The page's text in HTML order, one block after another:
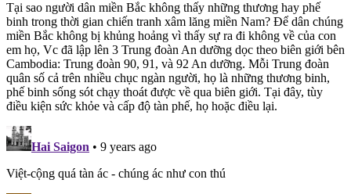
Tại sao người dân miền Bắc không thấy những thương hay phế
binh trong thời gian chiến tranh xâm lăng miền Nam? Để dân chúng
miền Bắc không bị khủng hoảng vì thấy sự ra đi không về của con
em họ, Vc đã lập lên 3 Trung đoàn An dưỡng dọc theo biên giới bên
Cambodia: Trung đoàn 90, 91, và 92 An dưỡng. Mỗi Trung đoàn
quân số cả trên nhiều chục ngàn người, họ là những thương binh,
phế binh sống sót chạy thoát được về qua biên giới. Tại đây, tùy
điều kiện sức khỏe và cấp độ tàn phế, họ hoặc điều lại.
Hai Saigon • 9 years ago
Việt-cộng quá tàn ác - chúng ác như con thú